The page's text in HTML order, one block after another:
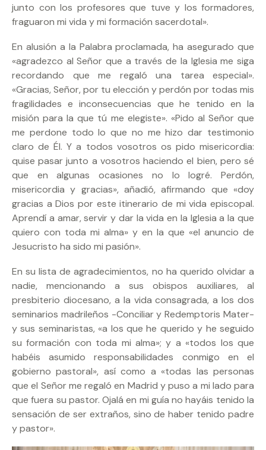
junto con los profesores que tuve y los formadores,
fraguaron mi vida y mi formación sacerdotal».
En alusión a la Palabra proclamada, ha asegurado que
«agradezco al Señor que a través de la Iglesia me siga
recordando que me regaló una tarea especial».
«Gracias, Señor, por tu elección y perdón por todas mis
fragilidades e inconsecuencias que he tenido en la
misión para la que tú me elegiste». «Pido al Señor que
me perdone todo lo que no me hizo dar testimonio
claro de Él. Y a todos vosotros os pido misericordia:
quise pasar junto a vosotros haciendo el bien, pero sé
que en algunas ocasiones no lo logré. Perdón,
misericordia y gracias», añadió, afirmando que «doy
gracias a Dios por este itinerario de mi vida episcopal.
Aprendí a amar, servir y dar la vida en la Iglesia a la que
quiero con toda mi alma» y en la que «el anuncio de
Jesucristo ha sido mi pasión».
En su lista de agradecimientos, no ha querido olvidar a
nadie, mencionando a sus obispos auxiliares, al
presbiterio diocesano, a la vida consagrada, a los dos
seminarios madrileños -Conciliar y Redemptoris Mater-
y sus seminaristas, «a los que he querido y he seguido
su formación con toda mi alma»; y a «todos los que
habéis asumido responsabilidades conmigo en el
gobierno pastoral», así como a «todas las personas
que el Señor me regaló en Madrid y puso a mi lado para
que fuera su pastor. Ojalá en mi guía no hayáis tenido la
sensación de ser extraños, sino de haber tenido padre
y pastor».